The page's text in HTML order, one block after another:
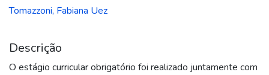
Tomazzoni, Fabiana Uez
Descrição
O estágio curricular obrigatório foi realizado juntamente com